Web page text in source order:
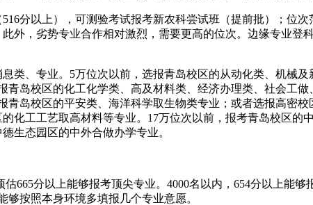
分以上），可测验考试报考新农科尝试班（提前批）；位次
外，劣势专业合作相对激烈，需要更高的位次。边缘专业登
、专业。5万位次以前，选报青岛校区的从动化类、机械及
岛校区的化工化学类、高及材料类、经济办理类、社会工做
岛校区的平安类、海洋科学取生物类专业；或者选报高密校
化工工艺取高材料等专业。17万位次以前，报考青岛校区的
生态园区的中外合做办学专业。
分以上能够报考顶尖专业。4000名以内，654分以上能够
按照本身环境多填报几个专业意愿。